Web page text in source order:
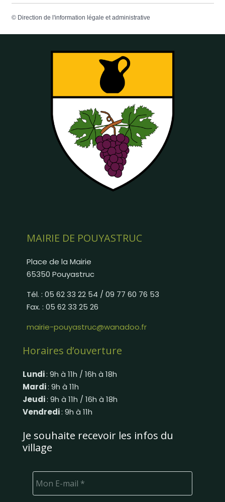
© Direction de l'information légale et administrative
MAIRIE DE POUYASTRUC
Place de la Mairie
65350 Pouyastruc
Tél. : 05 62 33 22 54 / 09 77 60 76 53
Fax. : 05 62 33 25 26
mairie-pouyastruc@wanadoo.fr
Horaires d’ouverture
Lundi: 9h à 11h / 16h à 18h
Mardi: 9h à 11h
Jeudi: 9h à 11h / 16h à 18h
Vendredi: 9h à 11h
Je souhaite recevoir les infos du
village